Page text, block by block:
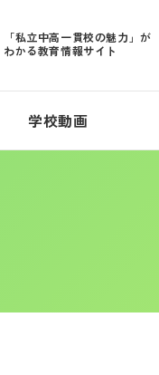
「私立中高一貫校の魅力」が
わかる教育情報サイト
学校動画